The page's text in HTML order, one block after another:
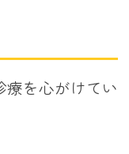
を心がけてい